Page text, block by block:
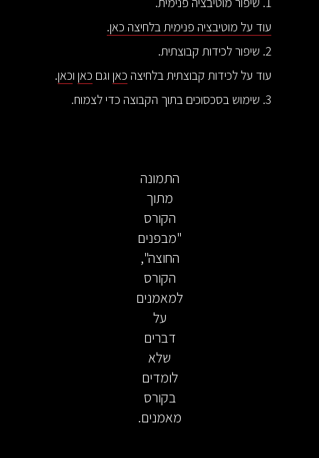
עוד על מוטיבציה פנימית בלחיצה כאן.
2. שיפור לכידות קבוצתית.
עוד על לכידות קבוצתית בלחיצה כאן וגם כאן וכאן.
3. שימוש בסכסוכים בתוך הקבוצה כדי לצמוח.
התמונה
מתוך
הקורס
"מבפנים
החוצה",
הקורס
למאמנים
על
דברים
שלא
לומדים
בקורס
מאמנים.